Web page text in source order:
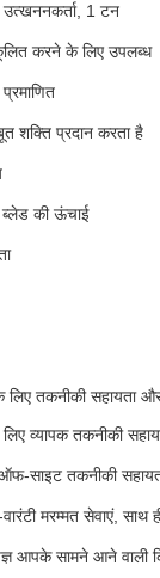
उत्खननकर्ता, 1 टन
करने के लिए उपलब्ध
शक्ति प्रदान करता है
की ऊंचाई
लिए तकनीकी सहायता
व्यापक तकनीकी
साइट तकनीकी
मरम्मत सेवाएं,
आपके सामने आने